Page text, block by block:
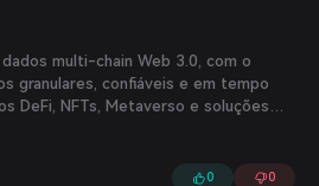
multi-chain Web 3.0, com o
granulares, confiáveis e em tempo
DeFi, NFTs, Metaverso e soluções
de dados e ferramentas
cadeia suportada, além de fornecer
0 0